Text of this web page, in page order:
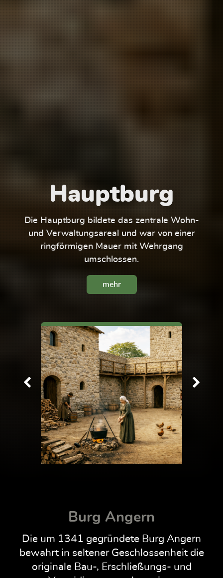
Hauptburg
Die Hauptburg bildete das zentrale Wohn-
und Verwaltungsareal und war von einer
ringförmigen Mauer mit Wehrgang
umschlossen.
mehr
Burg Angern
Die um 1341 gegründete Burg Angern
bewahrt in seltener Geschlossenheit die
originale Bau-, Erschließungs- und